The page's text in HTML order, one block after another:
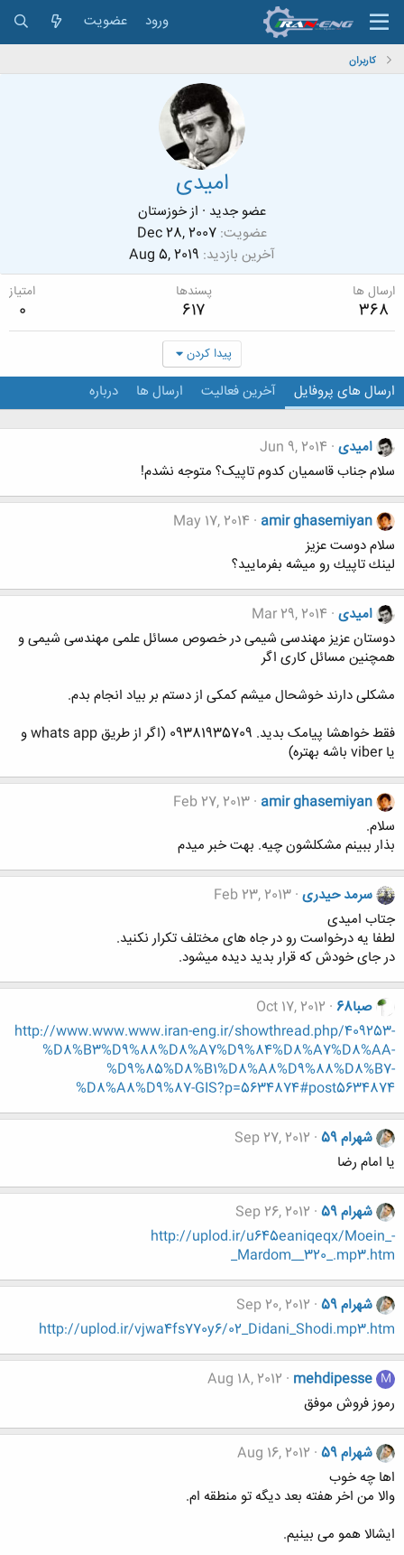
ورود عضویت
کاربران
امیدی
عضو جدید · ازخوزستان
عضویت Dec 28, 2007
آخرین بازدید Aug 5, 2019
ارسال ها
368
پسندها
617
امتیاز
0
پیدا کردن
ارسال های پروفایل آخرین فعالیت ارسال ها درباره
امیدی Jun 9, 2014
سلام جناب قاسمیان کدوم تاپیک؟ متوجه نشدم!
amir ghasemiyan
May 17, 2014
سلام دوست عزيز
لينك تاپيك رو ميشه بفرماييد؟
امیدی Mar 29, 2014
دوستان عزیز مهندسی شیمی در خصوص مسائل علمی مهندسی شیمی و
همچنین مسائل کاری اگر
مشکلی دارند خوشحال میشم کمکی از دستم بر بیاد انجام بدم.
فقط خواهشا پیامک بدید. 09381935709 (اگر از طریق whats app و
یا viber باشه بهتره)
amir ghasemiyan
Feb 27, 2013
سلام.
بذار ببينم مشكلشون چيه. بهت خبر ميدم
سرمد حیدری Feb 23, 2013
جتاب امیدی
لطفا یه درخواست رو در جاه های مختلف تکرار نکنید.
در جای خودش که قرار بدید دیده میشود.
صبا68
Oct 17, 2012
http://www.www.www.iran-eng.ir/showthread.php/409253-
%D8%B3%D9%88%D8%A7%D9%84%D8%A7%D8%AA-
%D9%85%D8%B1%D8%A8%D9%88%D8%B7-
%D8%A8%D9%87-GIS?p=5634874#post5634874
شهرام 59
Sep 27, 2012
یا امام رضا
شهرام 59
Sep 26, 2012
http://uplod.ir/u645eaniqeqx/Moein_-
_Mardom__320_.mp3.htm
شهرام 59
Sep 20, 2012
http://uplod.ir/vjwa4fs770y6/02_Didani_Shodi.mp3.htm
M
mehdipesse
Aug 18, 2012
رموز فروش موفق
شهرام 59
Aug 16, 2012
اها چه خوب
والا من اخر هفته بعد دیگه تو منطقه ام.
ایشالا همو می بینیم.